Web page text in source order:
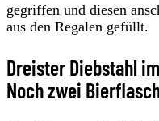
gegriffen und diesen
aus den Regalen gefüllt.
Dreister Diebstahl
Noch zwei